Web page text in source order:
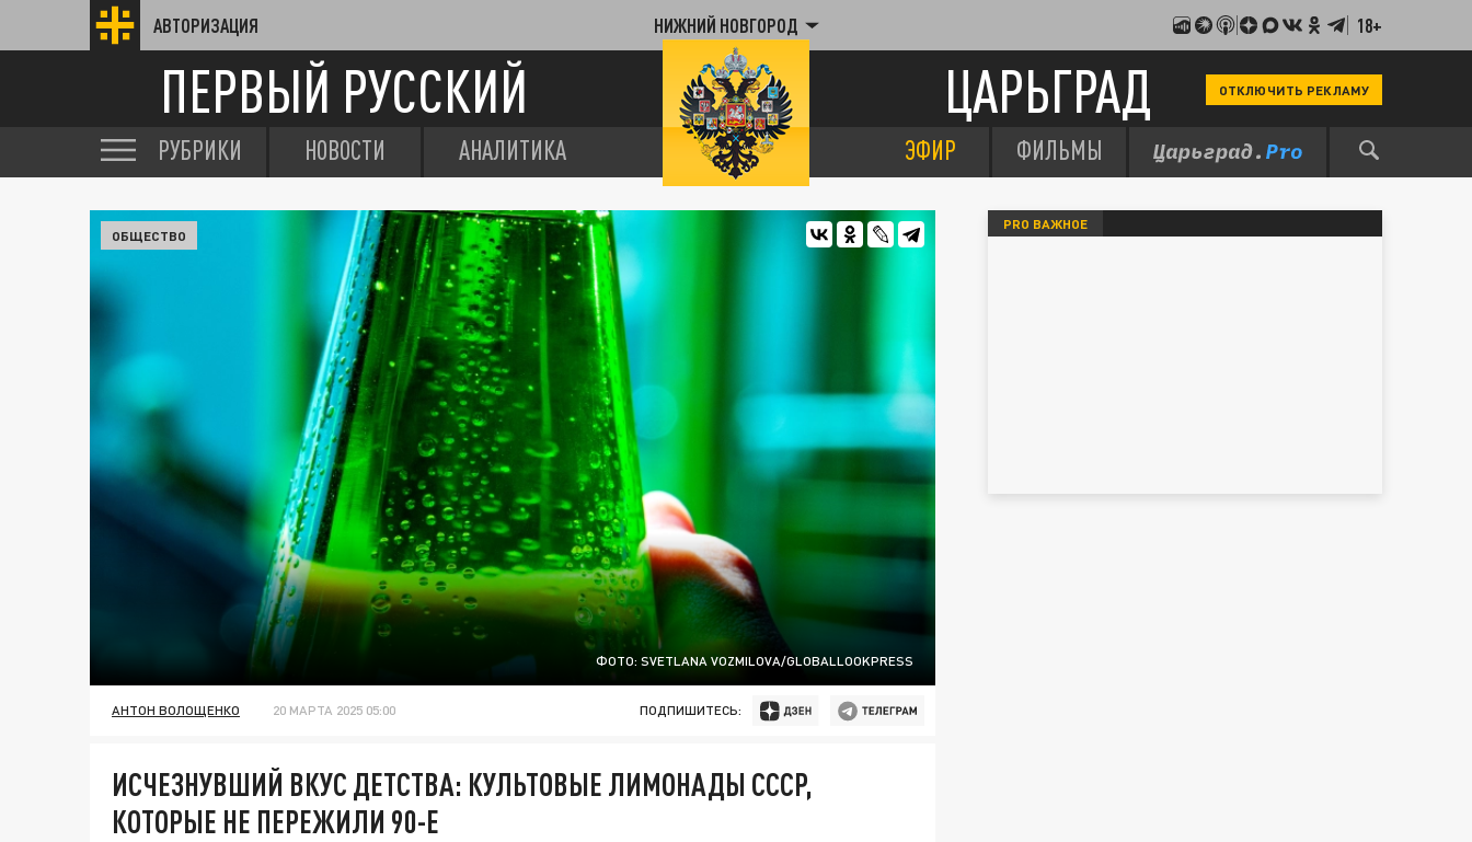
АВТОРИЗАЦИЯ НИЖНИЙ НОВГОРОД 18+
ПЕРВЫЙ РУССКИЙ ЦАРЬГРАД ОТКЛЮЧИТЬ РЕКЛАМУ
РУБРИКИ НОВОСТИ АНАЛИТИКА ЭФИР ФИЛЬМЫ
ФОТО: SVETLANA VOZMILOVA/GLOBALLOOKPRESS
ОБЩЕСТВО
АНТОН ВОЛОЩЕНКО 20 МАРТА 2025 05:00 ПОДПИШИТЕСЬ:
ИСЧЕЗНУВШИЙ ВКУС ДЕТСТВА: КУЛЬТОВЫЕ ЛИМОНАДЫ СССР,
КОТОРЫЕ НЕ ПЕРЕЖИЛИ 90-Е
PRO ВАЖНОЕ